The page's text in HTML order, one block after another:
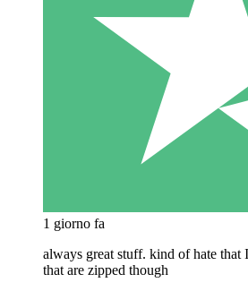
1 giorno fa
always great stuff. kind of hate that
that are zipped though